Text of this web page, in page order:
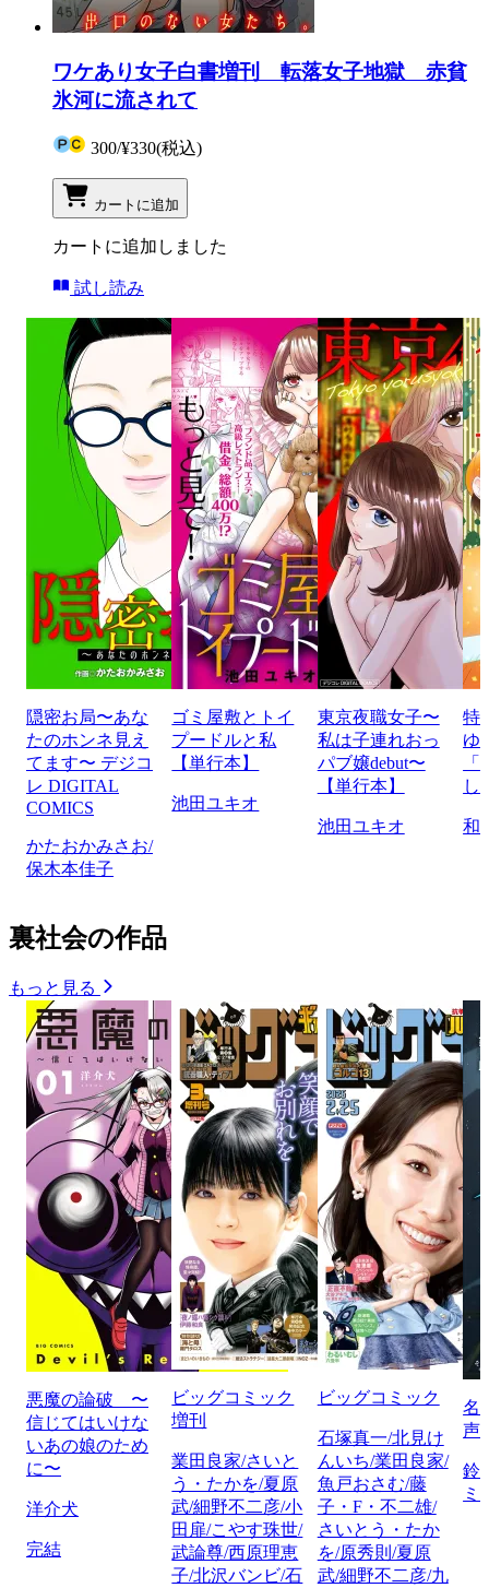
ワケあり女子白書増刊 転落女子地獄 赤貧
氷河に流されて
300/¥330(税込)
カートに追加
カートに追加しました
試し読み
隠密お局〜あな
たのホンネ見え
てます〜 デジコ
レ DIGITAL
COMICS
かたおかみさお/
保木本佳子
ゴミ屋敷とトイ
プードルと私
【単行本】
池田ユキオ
東京夜職女子〜
私は子連れおっ
パブ嬢debut〜
【単行本】
池田ユキオ
特
ゆ
し
和
裏社会の作品
もっと見る
悪魔の論破 〜
信じてはいけな
いあの娘のため
に〜
洋介犬
完結
ビッグコミック
増刊
業田良家/さいと
う・たかを/夏原
武/細野不二彦/小
田扉/こやす珠世/
武論尊/西原理恵
子/北沢バンビ/石
ビッグコミック
石塚真一/北見け
んいち/業田良家/
魚戸おさむ/藤
子・F・不二雄/
さいとう・たか
を/原秀則/夏原
武/細野不二彦/九
名
声
鈴
ミ